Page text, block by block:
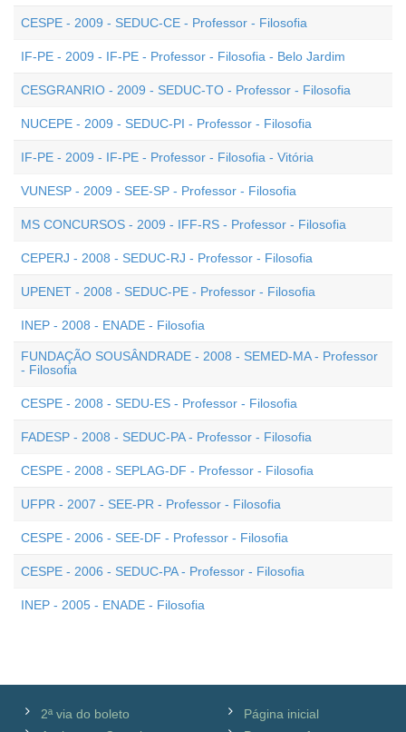
CESPE - 2009 - SEDUC-CE - Professor - Filosofia
IF-PE - 2009 - IF-PE - Professor - Filosofia - Belo Jardim
CESGRANRIO - 2009 - SEDUC-TO - Professor - Filosofia
NUCEPE - 2009 - SEDUC-PI - Professor - Filosofia
IF-PE - 2009 - IF-PE - Professor - Filosofia - Vitória
VUNESP - 2009 - SEE-SP - Professor - Filosofia
MS CONCURSOS - 2009 - IFF-RS - Professor - Filosofia
CEPERJ - 2008 - SEDUC-RJ - Professor - Filosofia
UPENET - 2008 - SEDUC-PE - Professor - Filosofia
INEP - 2008 - ENADE - Filosofia
FUNDAÇÃO SOUSÂNDRADE - 2008 - SEMED-MA - Professor
- Filosofia
CESPE - 2008 - SEDU-ES - Professor - Filosofia
FADESP - 2008 - SEDUC-PA - Professor - Filosofia
CESPE - 2008 - SEPLAG-DF - Professor - Filosofia
UFPR - 2007 - SEE-PR - Professor - Filosofia
CESPE - 2006 - SEE-DF - Professor - Filosofia
CESPE - 2006 - SEDUC-PA - Professor - Filosofia
INEP - 2005 - ENADE - Filosofia
2ª via do boleto
Página inicial